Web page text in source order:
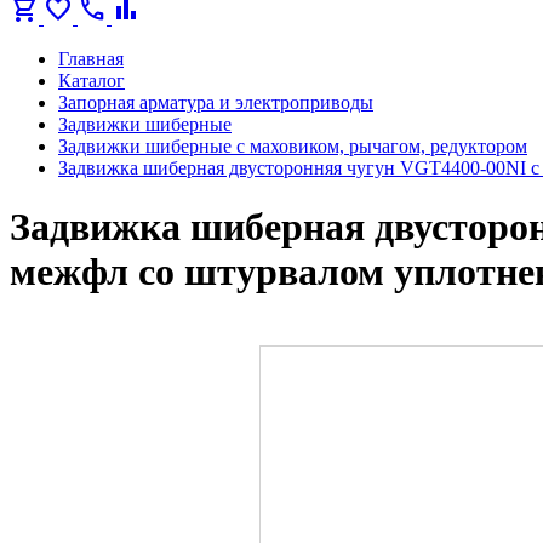
shopping_cart favorite call bar_chart
Главная
Каталог
Запорная арматура и электроприводы
Задвижки шиберные
Задвижки шиберные с маховиком, рычагом, редуктором
Задвижка шиберная двусторонняя чугун VGT4400-
Задвижка шиберная
межфл со штурвалом